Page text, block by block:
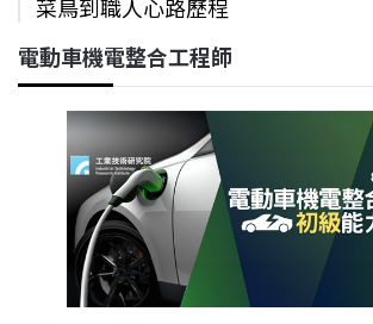
菜鳥到職人心路歷程
電動車機電整合工程師